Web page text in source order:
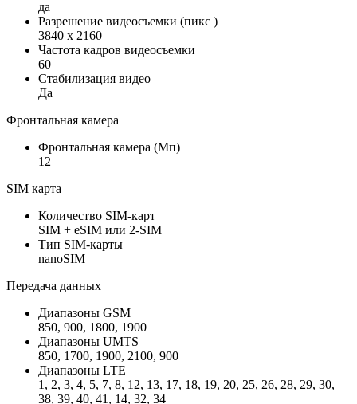
да
Разрешение видеосъемки (пикс )
3840 x 2160
Частота кадров видеосъемки
60
Стабилизация видео
Да
Фронтальная камера
Фронтальная камера (Мп)
12
SIM карта
Количество SIM-карт
SIM + eSIM или 2-SIM
Тип SIM-карты
nanoSIM
Передача данных
Диапазоны GSM
850, 900, 1800, 1900
Диапазоны UMTS
850, 1700, 1900, 2100, 900
Диапазоны LTE
1, 2, 3, 4, 5, 7, 8, 12, 13, 17, 18, 19, 20, 25, 26, 28, 29, 30,
38, 39, 40, 41, 14, 32, 34